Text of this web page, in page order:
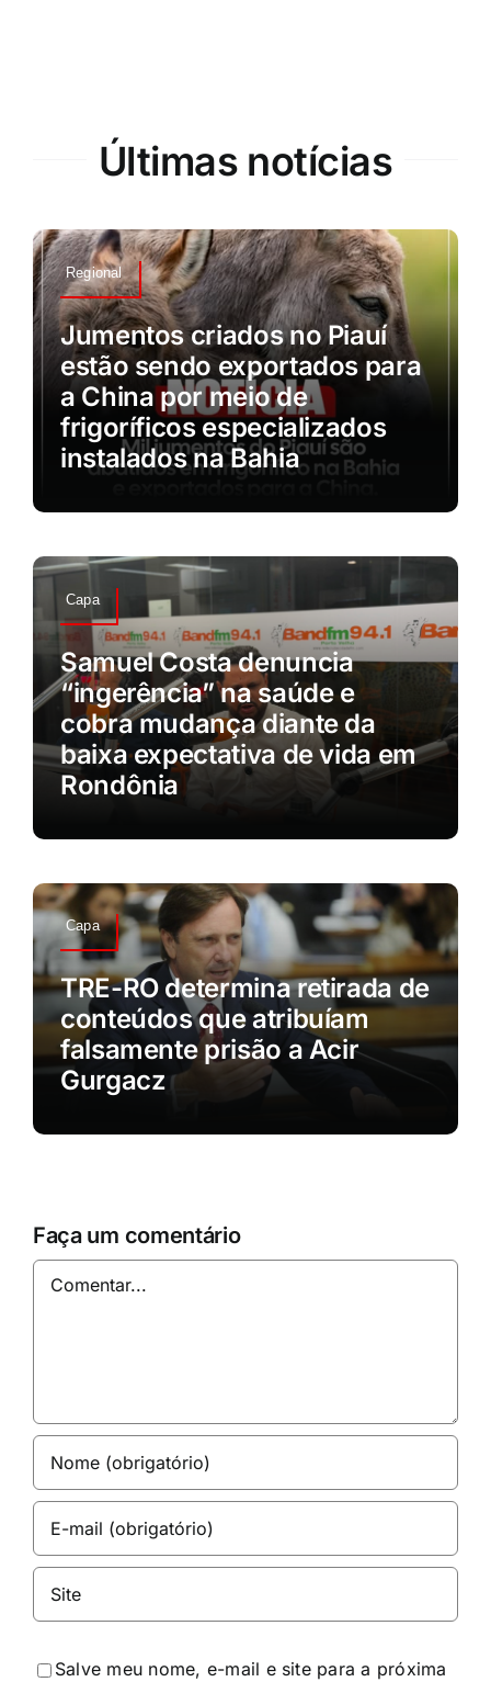
Últimas notícias
Regional
Jumentos criados no Piauí
estão sendo exportados para
a China por meio de
frigoríficos especializados
instalados na Bahia
Capa
Samuel Costa denuncia
“ingerência” na saúde e
cobra mudança diante da
baixa expectativa de vida em
Rondônia
Capa
TRE-RO determina retirada de
conteúdos que atribuíam
falsamente prisão a Acir
Gurgacz
Faça um comentário
Comentar
Salve meu nome, e-mail e site para a próxima